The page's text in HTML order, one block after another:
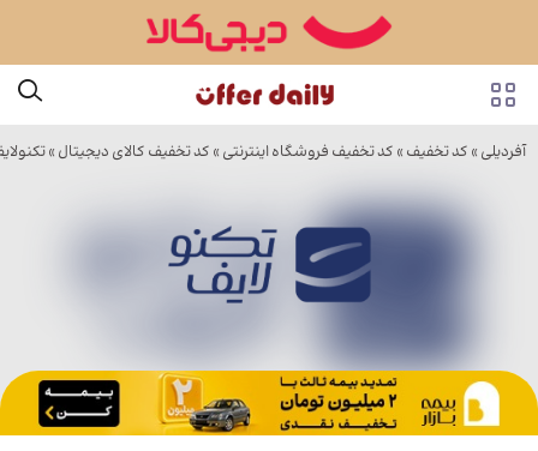
آفردیلی » کد تخفیف » کد تخفیف فروشگاه اینترنتی » کد تخفیف کالای دیجیتال »